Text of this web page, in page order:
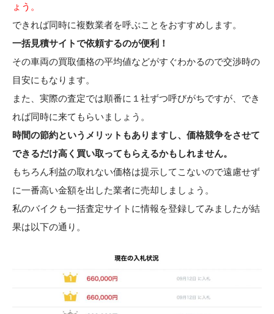
ょう。
できれば同時に複数業者を呼ぶことをおすすめします。
一括見積サイトで依頼するのが便利！
その車両の買取価格の平均値などがすぐわかるので交渉時の
目安にもなります。
また、実際の査定では順番に１社ずつ呼びがちですが、でき
れば同時に来てもらいましょう。
時間の節約というメリットもありますし、価格競争をさせて
できるだけ高く買い取ってもらえるかもしれません。
もちろん利益の取れない価格は提示してこないので遠慮せず
に一番高い金額を出した業者に売却しましょう。
私のバイクも一括査定サイトに情報を登録してみましたが結
果は以下の通り。